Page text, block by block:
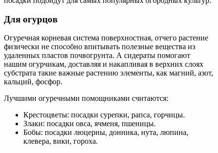
Для огурцов
Огуречная корневая система поверхностная, отчего растение
физически не способно впитывать полезные вещества из
удаленных пластов почвогрунта. А сидераты помогают
нашим огурчикам, доставляя и накапливая в верхних слоях
субстрата такие важные растению элементы, как магний, азот,
кальций, фосфор.
Лучшими огуречными помощниками считаются:
Крестоцветы: посадки сурепки, рапса, горчицы.
Злаки: посадки овса, ячменя, пшеницы.
Бобы: посадки люцерны, донника, нута, люпина,
клевера, вики, гороха.